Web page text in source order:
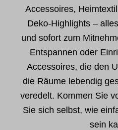
Accessoires,
Deko-Highlights –
und sofort zum
Entspannen oder
Accessoires, die den
die Räume lebendig
veredelt. Kommen Sie
Sie sich selbst, wie
sein